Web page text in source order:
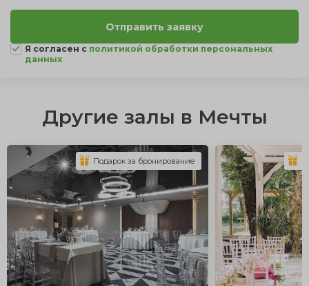
Я согласен с политикой обработки персональных
данных
Другие залы в Мечты
Подарок за бронирование